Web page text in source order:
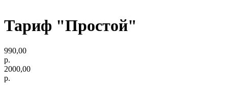
Тариф "Простой"
990,00
р.
2000,00
р.